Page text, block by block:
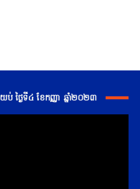
ថ្ងៃទី៤ ខែកញ្ញា ឆ្នាំ២០២៣